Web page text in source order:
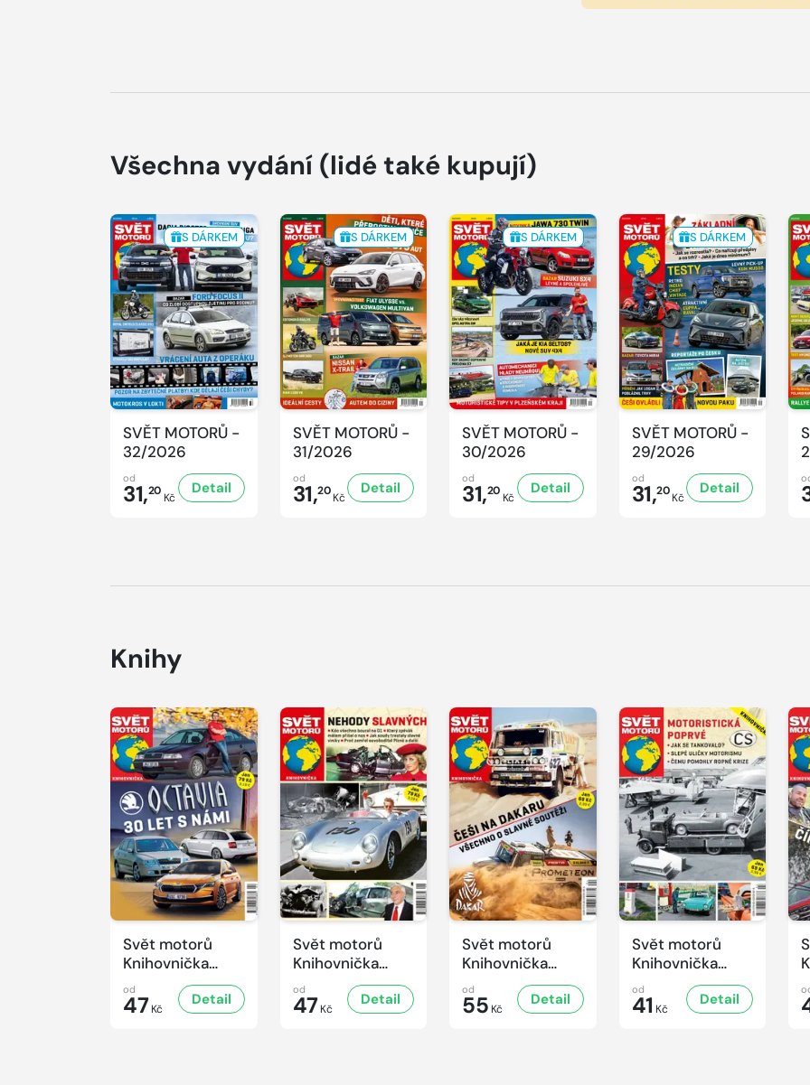
Všechna vydání (lidé také kupují)
S DÁRKEM
SVĚT MOTORŮ -
32/2026
od
31,20 Kč
Detail
S DÁRKEM
SVĚT MOTORŮ -
31/2026
od
31,20Kč
Detail
S DÁRKEM
SVĚT MOTORŮ -
30/2026
od
31,20 Kč
Detail
S DÁRKEM
SVĚT MOTORŮ -
29/2026
od
31,20Kč
Detail
Knihy
Svět motorů
Knihovnička
2/2026
od
47 Kč
Detail
Svět motorů
Knihovnička
1/2026
od
47 Kč
Detail
Svět motorů
Knihovnička
4/2025
od
55 Kč
Detail
Svět motorů
Knihovnička
3/2025
od
41 Kč
Detail